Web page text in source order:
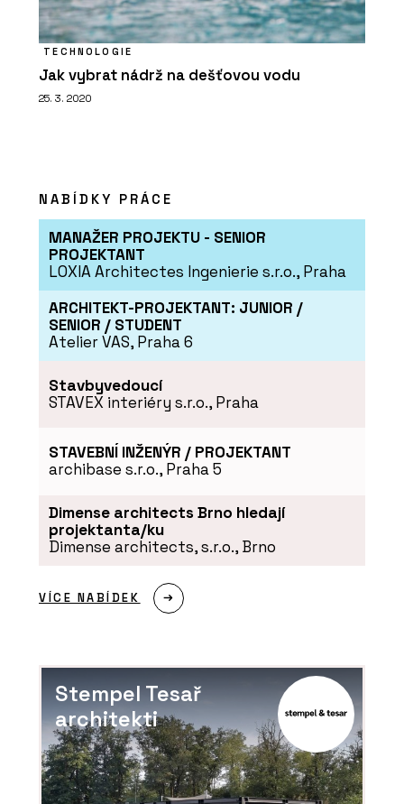
SLUŽBY
SLUŽBY
Vápenné fasády a omítky - Hlinaři
ČLÁNKY
jsou útulné a dají se snadno
recyklovat
TECHNOLOGIE
Jak vybrat nádrž na dešťovou vodu
25. 3. 2020
NABÍDKY PRÁCE
MANAŽER PROJEKTU - SENIOR
PROJEKTANT
LOXIA Architectes Ingenierie s.r.o., Praha
ARCHITEKT-PROJEKTANT: JUNIOR /
SENIOR / STUDENT
Atelier VAS, Praha 6
Stavbyvedoucí
STAVEX interiéry s.r.o., Praha
STAVEBNÍ INŽENÝR / PROJEKTANT
archibase s.r.o., Praha 5
Dimense architects Brno hledají
projektanta/ku
Dimense architects, s.r.o., Brno
VÍCE NABÍDEK
Stempel Tesař
architekti